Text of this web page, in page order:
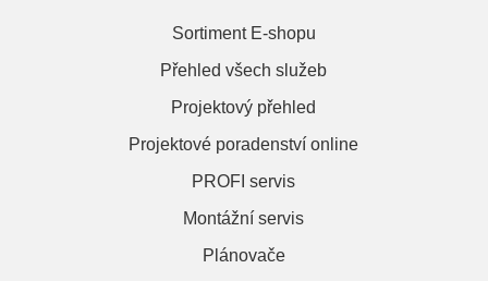
Sortiment E-shopu
Přehled všech služeb
Projektový přehled
Projektové poradenství online
PROFI servis
Montážní servis
Plánovače